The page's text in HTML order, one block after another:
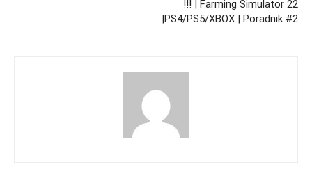
!!! | Farming Simulator 22
|PS4/PS5/XBOX | Poradnik #2